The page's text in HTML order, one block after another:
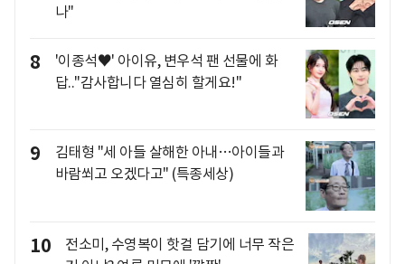
나"
8
'이종석♥' 아이유, 변우석 팬 선물에 화
답.."감사합니다 열심히 할게요!"
9
김태형 "세 아들 살해한 아내…아이들과
바람쐬고 오겠다고" (특종세상)
10
전소미, 수영복이 핫걸 담기에 너무 작은